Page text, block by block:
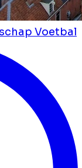
Voetbal